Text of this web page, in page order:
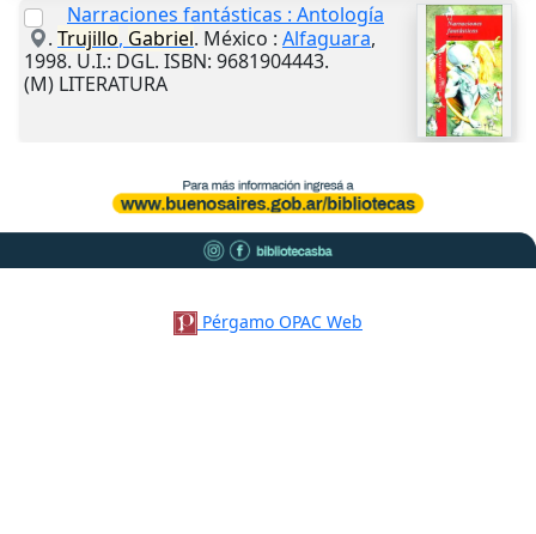
Narraciones fantásticas : Antología
. Trujillo, Gabriel. México : Alfaguara,
1998. U.I.: DGL. ISBN: 9681904443.
(M) LITERATURA
Pérgamo OPAC Web